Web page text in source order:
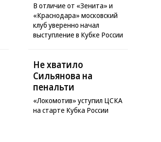
В отличие от «Зенита» и
«Краснодара» московский
клуб уверенно начал
выступление в Кубке России
Не хватило
Сильянова на
пенальти
«Локомотив» уступил ЦСКА
на старте Кубка России